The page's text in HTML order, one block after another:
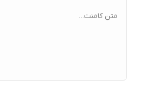
متن کامنت...